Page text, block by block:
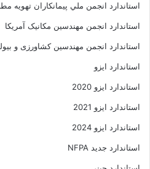
استاندارد انجمن ملي پيمانکاران تهويه
استاندارد انجمن مهندسين مکانيک آمريکا
استاندارد انجمن مهندسین کشاورزی و
استاندارد ایزو
استاندارد ایزو 2020
استاندارد ایزو 2021
استاندارد ایزو 2024
استاندارد جدید NFPA